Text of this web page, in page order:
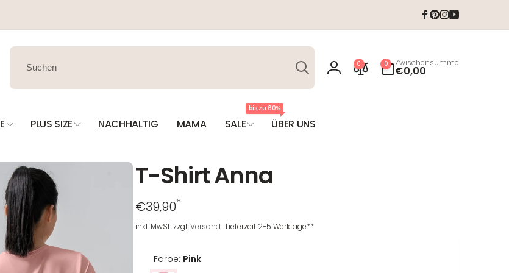
Facebook
Pinterest
Instagram
YouTube
Suchen
Einloggen
0 0
Artikel
Zwischensumme
€0,00
PLUS SIZE NACHHALTIG MAMA SALE
bis zu 60%
ÜBER UNS
T-Shirt Anna
Regulärer
Preis
€39,90*
inkl. MwSt. zzgl.Versand . Lieferzeit 2-5 Werktage**
Farbe: Pink